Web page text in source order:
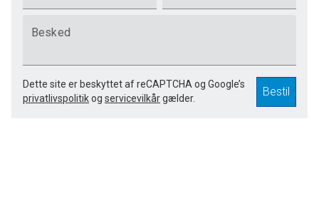
Besked
Dette site er beskyttet af reCAPTCHA og Google’s
privatlivspolitikog servicevilkårgælder. Bestil